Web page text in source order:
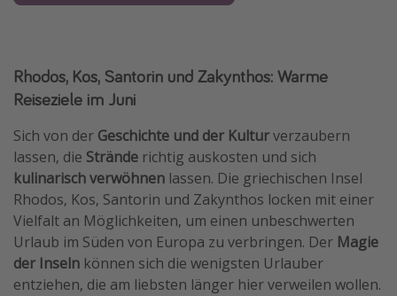
Rhodos, Kos, Santorin und Zakynthos: Warme
Reiseziele im Juni
Sich von der Geschichte und der Kulturverzaubern
lassen, die Strände richtig auskosten und sich
kulinarisch verwöhnen lassen. Die griechischen Insel
Rhodos, Kos, Santorin und Zakynthos locken mit einer
Vielfalt an Möglichkeiten, um einen unbeschwerten
Urlaub im Süden von Europa zu verbringen. Der Magie
der Inseln können sich die wenigsten Urlauber
entziehen, die am liebsten länger hier verweilen wollen.